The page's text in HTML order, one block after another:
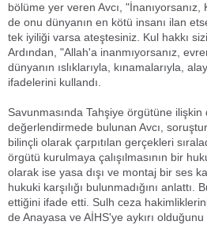
bölüme yer veren Avcı,
de onu dünyanın en kötü insanı ilan
tek iyiliği varsa ateştesiniz. Kul hakkı
Ardından, "Allah'a inanmıyorsanız,
dünyanın ıslıklarıyla, kınamalarıyla,
ifadelerini kullandı.
Savunmasında Tahşiye örgütüne ilişkin
değerlendirmede bulunan Avcı,
bilinçli olarak çarpıtılan gerçekleri
örgütü kurulmaya çalışılmasının bir
olarak ise yasa dışı ve montaj bir ses
hukuki karşılığı bulunmadığını
ettiğini ifade etti. Sulh ceza
de Anayasa ve AİHS'ye aykırı